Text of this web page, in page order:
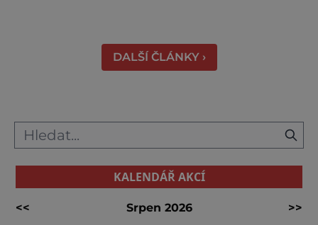
DALŠÍ ČLÁNKY ›
KALENDÁŘ AKCÍ
<< Srpen 2026
>>